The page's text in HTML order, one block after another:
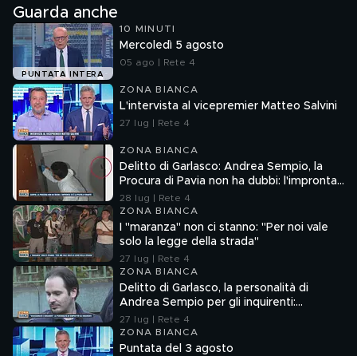
Guarda anche
PUNTATA INTERA
10 MINUTI
Mercoledì 5 agosto
05 ago | Rete 4
ZONA BIANCA
L'intervista al vicepremier Matteo Salvini
27 lug | Rete 4
ZONA BIANCA
Delitto di Garlasco: Andrea Sempio, la
Procura di Pavia non ha dubbi: l'impronta
33 è la pistola fumante
28 lug | Rete 4
ZONA BIANCA
I "maranza" non ci stanno: "Per noi vale
solo la legge della strada"
27 lug | Rete 4
ZONA BIANCA
Delitto di Garlasco, la personalità di
Andrea Sempio per gli inquirenti:
"Ossessionato e bugiardo"
27 lug | Rete 4
ZONA BIANCA
Puntata del 3 agosto